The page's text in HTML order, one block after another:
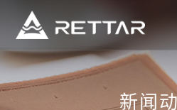
新闻